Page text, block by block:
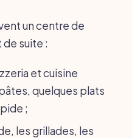
un centre de
de suite :
et cuisine
quelques plats
;
les grillades, les